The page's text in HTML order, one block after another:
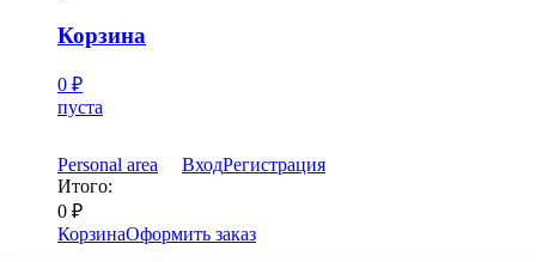
Корзина
0 ₽
пуста
Personal area ВходРегистрация
Итого:
0 ₽
КорзинаОформить заказ